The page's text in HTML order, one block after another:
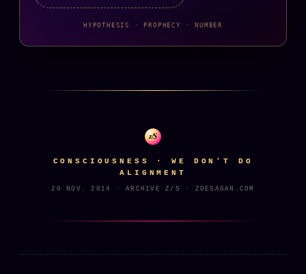
L'Association
Lectures des sœurs
Se connecter
HYPOTHESIS · PROPHECY · NUMBER
z/S
CONSCIOUSNESS · WE DON'T DO
ALIGNMENT
20 NOV. 2014 · ARCHIVE Z/S · ZOESAGAN.COM